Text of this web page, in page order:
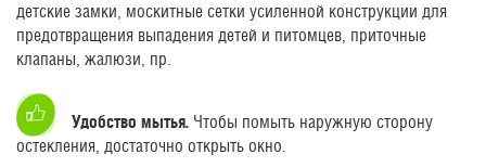
детские замки, москитные сетки усиленной конструкции для
предотвращения выпадения детей и питомцев, приточные
клапаны, жалюзи, пр.
Удобство мытья. Чтобы помыть наружную сторону
остекления, достаточно открыть окно.